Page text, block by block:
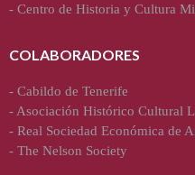
- Centro de Historia y Cultura
COLABORADORES
- Cabildo de Tenerife
-Asociación Histórico Cultural
- Real Sociedad Económica de
- The Nelson Society